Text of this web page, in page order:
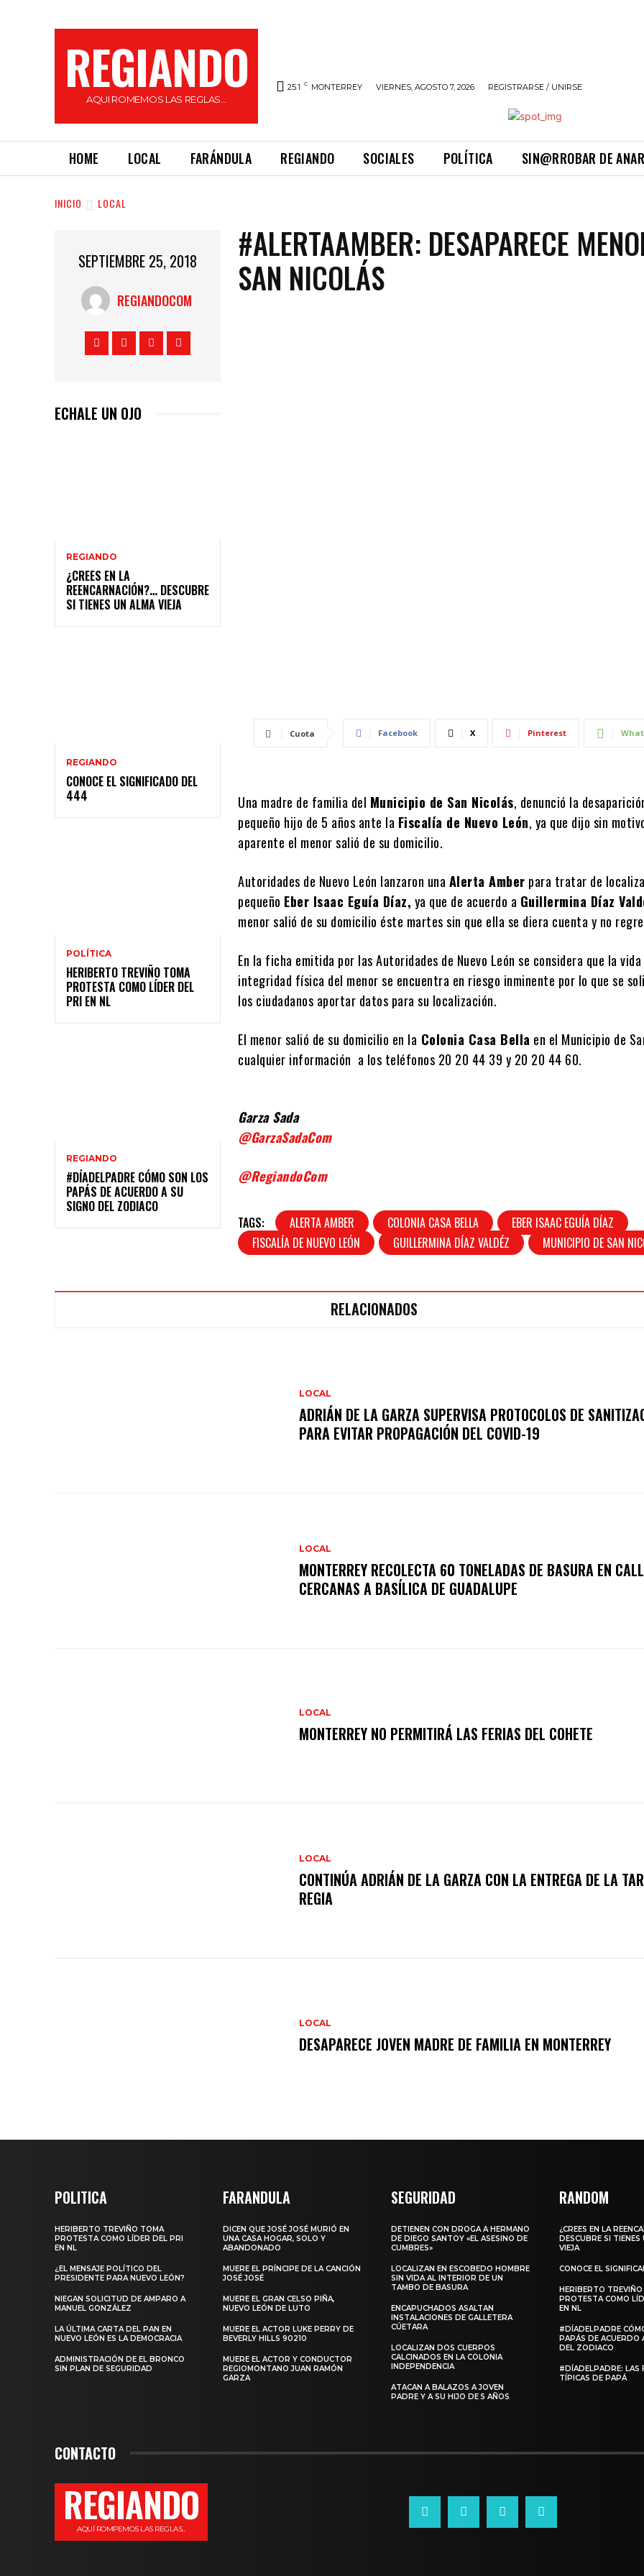
REGIANDO
AQUI ROMEMOS LAS REGLAS...
25.1 C MONTERREY VIERNES, AGOSTO 7, 2026 REGISTRARSE / UNIRSE
HOME LOCAL FARÁNDULA REGIANDO SOCIALES POLÍTICA SIN@RROBAR DE
INICIO LOCAL
SEPTIEMBRE 25, 2018
REGIANDOCOM
ECHALE UN OJO
REGIANDO
¿CREES EN LA
REENCARNACIÓN?… DESCUBRE
SI TIENES UN ALMA VIEJA
REGIANDO
CONOCE EL SIGNIFICADO DEL
444
POLÍTICA
HERIBERTO TREVIÑO TOMA
PROTESTA COMO LÍDER DEL
PRI EN NL
REGIANDO
#DÍADELPADRE CÓMO SON LOS
PAPÁS DE ACUERDO A SU
SIGNO DEL ZODIACO
#ALERTAAMBER: DESAPARECE
SAN NICOLÁS
Cuota Facebook X Pinterest
Una madre de familia del Municipio de San Nicolás, denunció la
pequeño hijo de 5 años ante la Fiscalía de Nuevo León, ya que dijo sin
aparente el menor salió de su domicilio.
Autoridades de Nuevo León lanzaron una Alerta Amber para tratar de
pequeño Eber Isaac Eguía Díaz, ya que de acuerdo a Guillermina Díaz
menor salió de su domicilio éste martes sin que ella se diera cuenta y no
En la ficha emitida por las Autoridades de Nuevo León se considera que la
integridad física del menor se encuentra en riesgo inminente por lo que se
los ciudadanos aportar datos para su localización.
El menor salió de su domicilio en la Colonia Casa Bella en el Municipio de
cualquier información a los teléfonos 20 20 44 39 y 20 20 44 60.
Garza Sada
@GarzaSadaCom
@RegiandoCom
TAGS: ALERTA AMBER COLONIA CASA BELLA
EBER ISAAC EGUÍA DÍAZ
FISCALÍA DE NUEVO LEÓN
GUILLERMINA DÍAZ VALDÉZ MUNICIPIO DE SAN
RELACIONADOS
LOCAL
ADRIÁN DE LA GARZA SUPERVISA PROTOCOLOS DE
PARA EVITAR PROPAGACIÓN DEL COVID-19
LOCAL
MONTERREY RECOLECTA 60 TONELADAS DE BASURA EN
CERCANAS A BASÍLICA DE GUADALUPE
LOCAL
MONTERREY NO PERMITIRÁ LAS FERIAS DEL COHETE
LOCAL
CONTINÚA ADRIÁN DE LA GARZA CON LA ENTREGA DE LA
REGIA
LOCAL
DESAPARECE JOVEN MADRE DE FAMILIA EN MONTERREY
POLITICA
HERIBERTO TREVIÑO TOMA
PROTESTA COMO LÍDER DEL PRI
EN NL
¿EL MENSAJE POLÍTICO DEL
PRESIDENTE PARA NUEVO LEÓN?
NIEGAN SOLICITUD DE AMPARO A
MANUEL GONZÁLEZ
LA ÚLTIMA CARTA DEL PAN EN
NUEVO LEÓN ES LA DEMOCRACIA
ADMINISTRACIÓN DE EL BRONCO
SIN PLAN DE SEGURIDAD
FARANDULA
DICEN QUE JOSÉ JOSÉ MURIÓ EN
UNA CASA HOGAR, SOLO Y
ABANDONADO
MUERE EL PRÍNCIPE DE LA CANCIÓN
JOSÉ JOSÉ
MUERE EL GRAN CELSO PIÑA,
NUEVO LEÓN DE LUTO
MUERE EL ACTOR LUKE PERRY DE
BEVERLY HILLS 90210
MUERE EL ACTOR Y CONDUCTOR
REGIOMONTANO JUAN RAMÓN
GARZA
SEGURIDAD
DETIENEN CON DROGA A HERMANO
DE DIEGO SANTOY «EL ASESINO DE
CUMBRES»
LOCALIZAN EN ESCOBEDO HOMBRE
SIN VIDA AL INTERIOR DE UN
TAMBO DE BASURA
ENCAPUCHADOS ASALTAN
INSTALACIONES DE GALLETERA
CÚETARA
LOCALIZAN DOS CUERPOS
CALCINADOS EN LA COLONIA
INDEPENDENCIA
ATACAN A BALAZOS A JOVEN
PADRE Y A SU HIJO DE 5 AÑOS
RANDOM
¿CREES EN LA
DESCUBRE SI TIENES
VIEJA
CONOCE EL
HERIBERTO
PROTESTA COMO
EN NL
#DÍADELPADRE
PAPÁS DE ACUERDO
DEL ZODIACO
#DÍADELPADRE: LAS
TÍPICAS DE PAPÁ
CONTACTO
REGIANDO
AQUÍ ROMPEMOS LAS REGLAS...